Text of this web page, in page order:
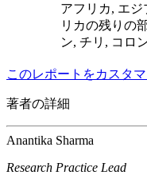
アフリカ, エ
リカの残りの
ン, チリ, コロ
このレポートをカスタ
著者の詳細
Anantika Sharma
Research Practice Lead